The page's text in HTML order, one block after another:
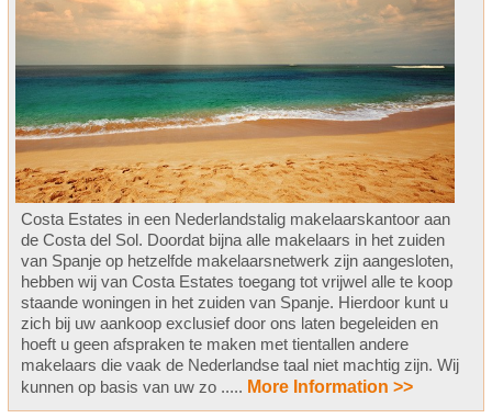
Costa Estates in een Nederlandstalig makelaarskantoor aan
de Costa del Sol. Doordat bijna alle makelaars in het zuiden
van Spanje op hetzelfde makelaarsnetwerk zijn aangesloten,
hebben wij van Costa Estates toegang tot vrijwel alle te koop
staande woningen in het zuiden van Spanje. Hierdoor kunt u
zich bij uw aankoop exclusief door ons laten begeleiden en
hoeft u geen afspraken te maken met tientallen andere
makelaars die vaak de Nederlandse taal niet machtig zijn. Wij
kunnen op basis van uw zo ..... More Information >>